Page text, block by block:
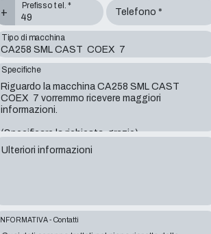
+
Prefisso tel. *
Telefono *
Tipo di macchina
Specifiche
Ulteriori informazioni
INFORMATIVA - Contatti